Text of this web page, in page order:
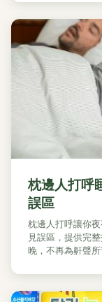
枕邊人打呼
誤區
枕邊人打呼讓你
見誤區，提供完
晚，不再為鼾聲所